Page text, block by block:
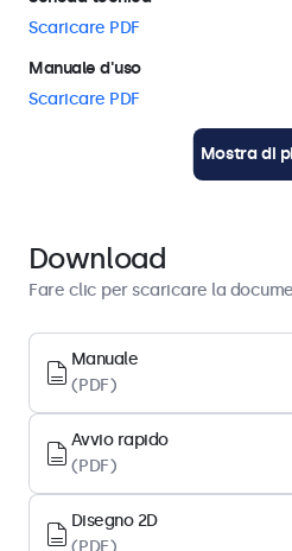
Scaricare PDF
Manuale d'uso
Scaricare PDF
Diagonale
Rapporto d’aspetto
16:9 (4:3 regolabile)
Risoluzione del display
1920 x 1080
Pixel per pollice
102 PPI
Mostra di
Download
Fare clic per scaricare la
Manuale
(PDF)
Avvio rapido
(PDF)
Disegno 2D
(PDF)